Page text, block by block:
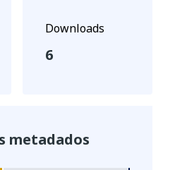
Downloads
6
metadados